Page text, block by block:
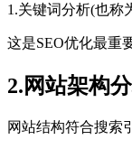
1.关键词分析(也称
这是SEO优化最重
2.网站架构
网站结构符合搜索